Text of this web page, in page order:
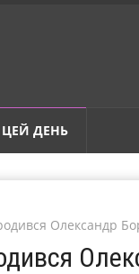
ЦЕЙ ДЕНЬ
Олександр